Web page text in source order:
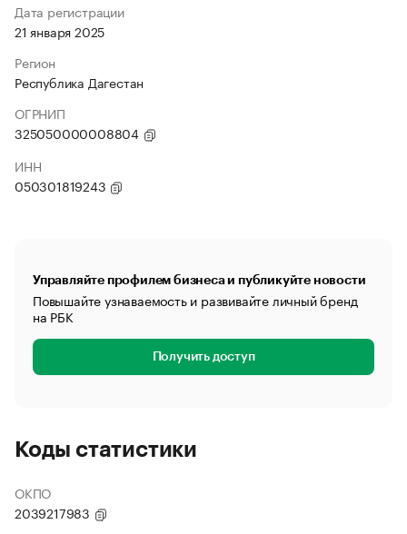
Дата регистрации
21 января 2025
Регион
Республика Дагестан
ОГРНИП
325050000008804
ИНН
050301819243
Управляйте профилем бизнеса и публикуйте новости
Повышайте узнаваемость и развивайте личный бренд
на РБК
Получить доступ
Коды статистики
ОКПО
2039217983